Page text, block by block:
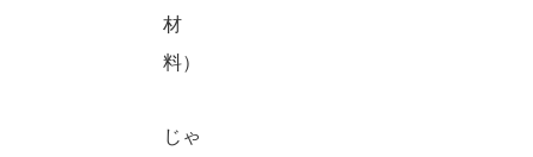
材
料）
じゃ